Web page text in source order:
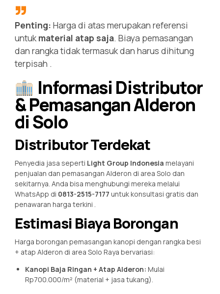
Penting: Harga di atas merupakan referensi
untukmaterial atap saja. Biaya pemasangan
dan rangka tidak termasuk dan harus dihitung
terpisah .
Informasi Distributor
& Pemasangan Alderon
di Solo
Distributor Terdekat
Penyedia jasa seperti Light Group Indonesia melayani
penjualan dan pemasangan Alderon di area Solo dan
sekitarnya. Anda bisa menghubungi mereka melalui
WhatsApp di 0813-2515-7177 untuk konsultasi gratis dan
penawaran harga terkini
Estimasi Biaya Borongan
Harga borongan pemasangan kanopi dengan rangka besi
+ atap Alderon di area Solo Raya bervariasi:
Kanopi Baja Ringan + Atap Alderon: Mulai
Rp700.000/m² (material + jasa tukang).